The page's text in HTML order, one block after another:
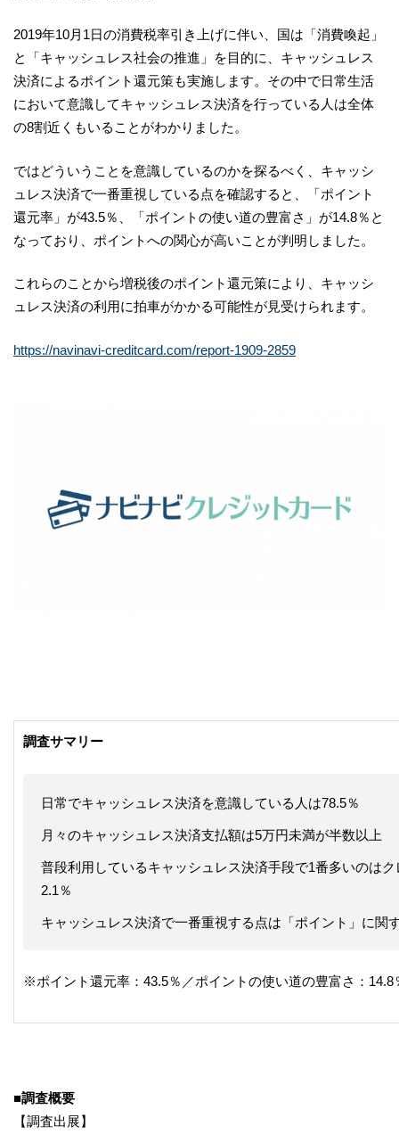
2019年10月1日の消費税率引き上げに伴い、国は「消費喚起」
と「キャッシュレス社会の推進」を目的に、キャッシュレス
決済によるポイント還元策も実施します。その中で日常生活
において意識してキャッシュレス決済を行っている人は全体
の8割近くもいることがわかりました。
ではどういうことを意識しているのかを探るべく、キャッシ
ュレス決済で一番重視している点を確認すると、「ポイント
還元率」が43.5％、「ポイントの使い道の豊富さ」が14.8％と
なっており、ポイントへの関心が高いことが判明しました。
これらのことから増税後のポイント還元策により、キャッシ
ュレス決済の利用に拍車がかかる可能性が見受けられます。
https://navinavi-creditcard.com/report-1909-2859
調査サマリー
日常でキャッシュレス決済を意識している人は78.5％
月々のキャッシュレス決済支払額は5万円未満が半数以上
普段利用しているキャッシュレス決済手段で1番多いのは
2.1％
キャッシュレス決済で一番重視する点は「ポイント」に関
※ポイント還元率：43.5％／ポイントの使い道の豊富さ：14.8
■調査概要
【調査出展】